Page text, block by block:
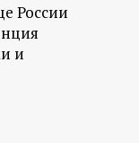
России
и